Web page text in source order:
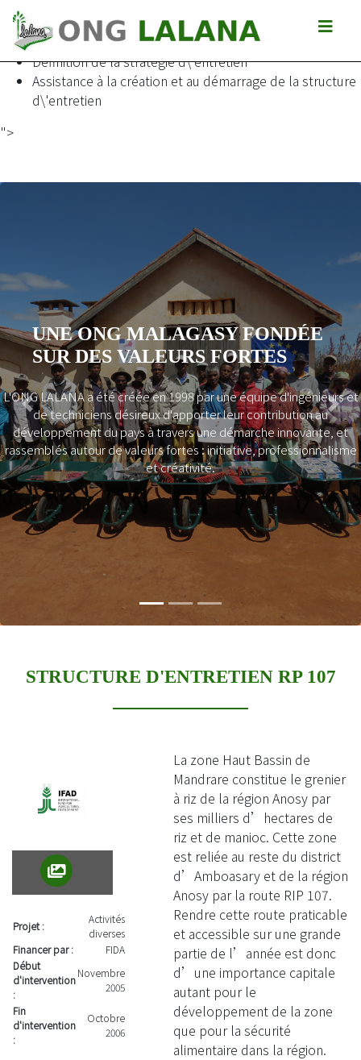
Mise en place d\'une structure de gestion et d\'entretien de
la RIP 107 (79 km) à Tsivory - Amboasary Sud.
Définition de la stratégie d\'entretien
Assistance à la création et au démarrage de la structure
d\'entretien
">
et
au
et
NOS OBJECTIFS
Augmentation de la mobilité en zone rurale
Rentabilisation des investissements en
Contribution à la reconstitution du patrimoine
malgache
Soutien aux initiatives locales en faveur de la
pauvreté
L’amélioration de l’accès aux services socio-
économiques de base
Réduction des impacts négatifs des routes
Promotion d’un comportement responsable
et des dirigeants
Previous Next
STRUCTURE D'ENTRETIEN RP 107
Projet :
Activités
diverses
Financer par :
FIDA
Début
d'intervention
:
Novembre
2005
Fin
d'intervention
:
Octobre
2006
La zone Haut Bassin de
Mandrare constitue le grenier
à riz de la région Anosy par
ses milliers d’hectares de
riz et de manioc. Cette zone
est reliée au reste du district
d’Amboasary et de la région
Anosy par la route RIP 107.
Rendre cette route praticable
et accessible sur une grande
partie de l’année est donc
d’une importance capitale
autant pour le
développement de la zone
que pour la sécurité
alimentaire dans la région.